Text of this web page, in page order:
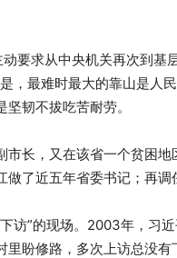
要求从中央机关再次到基
，最难时最大的靠山是人
韧不拔吃苦耐劳。
市长，又在该省一个贫困
了近五年省委书记；再调
访”的现场。2003年，习
盼修路，多次上访总没